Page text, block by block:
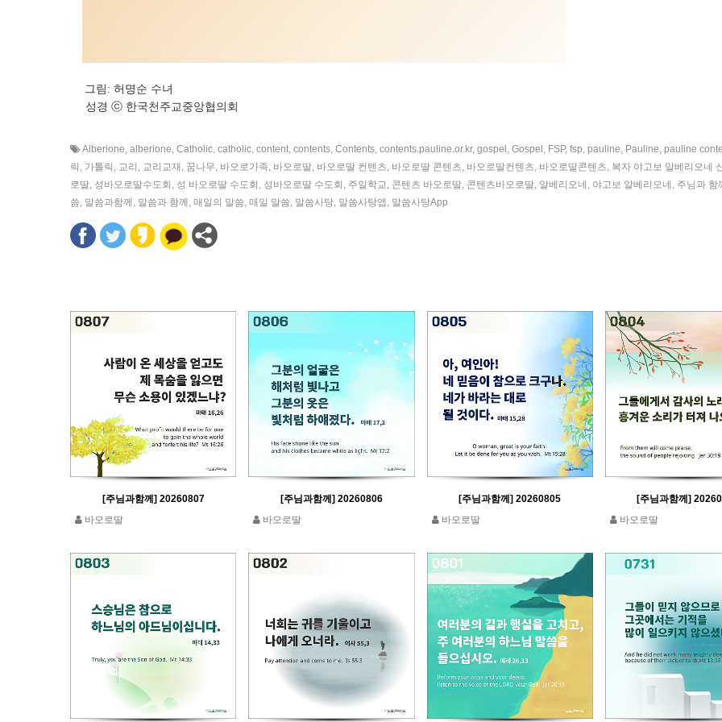
그림: 허명순 수녀
성경 ⓒ 한국천주교중앙협의회
Alberione, alberione, Catholic, catholic, content, contents, Contents, contents.pauline.or.kr, gospel , Gospel , FSP, fsp, pauline, Pauline, pauline
릭 , 가톨릭 , 교리 , 교리교재 , 꿈나무, 바오로가족, 바오로딸, 바오로딸 컨텐츠, 바오로딸 콘텐츠, 바오로딸컨텐츠, 바오로딸콘텐츠, 복자 야고보 알베리오네
로딸, 성바오로딸수도회 , 성 바오로딸 수도회 , 성바오로딸 수도회 , 주일학교, 콘텐츠 바오로딸, 콘텐츠바오로딸, 알베리오네 , 야고보 알베리오네 , 주님과 함
씀, 말씀과함께 , 말씀과 함께 , 매일의 말씀, 매일 말씀, 말씀사탕, 말씀사탕앱 , 말씀사탕App
[주님과함께] 20260807
바오로딸
[주님과함께] 20260806
바오로딸
[주님과함께] 20260805
바오로딸
[주님과함께]
바오로딸